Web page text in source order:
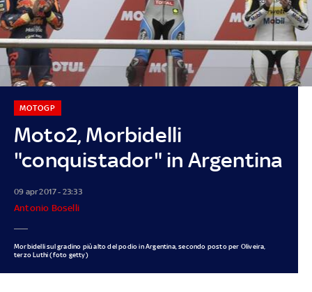
Moto2, Morbidelli
"conquistador" in Argentina
MOTOGP
09 apr 2017 - 23:33
Antonio Boselli
Morbidelli sul gradino più alto del podio in Argentina, secondo posto per Oliveira,
terzo Luthi (foto getty)